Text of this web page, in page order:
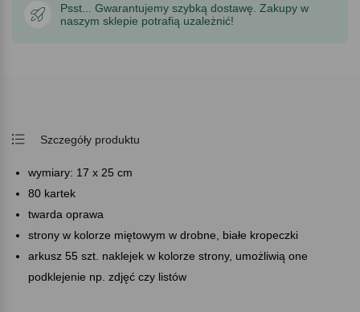
Psst... Gwarantujemy szybką dostawę. Zakupy w
naszym sklepie potrafią uzależnić!
Szczegóły produktu
wymiary: 17 x 25 cm
80 kartek
twarda oprawa
strony w kolorze miętowym w drobne, białe kropeczki
arkusz 55 szt. naklejek w kolorze strony, umożliwią one
podklejenie np. zdjęć czy listów